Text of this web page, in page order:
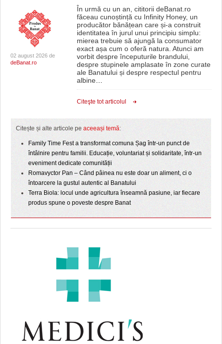
02 august 2026 de
deBanat.ro
În urmă cu un an, cititorii deBanat.ro
făceau cunoștință cu Infinity Honey, un
producător bănățean care și-a construit
identitatea în jurul unui principiu simplu:
mierea trebuie să ajungă la consumator
exact așa cum o oferă natura. Atunci am
vorbit despre începuturile brandului,
despre stupinele amplasate în zone curate
ale Banatului și despre respectul pentru
albine…
Citeşte tot articolul
Citește și alte articole pe aceeași temă:
Family Time Fest a transformat comuna Șag într-un punct de
întâlnire pentru familii. Educație, voluntariat și solidaritate, într-un
eveniment dedicate comunității
Romavyctor Pan – Când pâinea nu este doar un aliment, ci o
întoarcere la gustul autentic al Banatului
Terra Biola: locul unde agricultura înseamnă pasiune, iar fiecare
produs spune o poveste despre Banat